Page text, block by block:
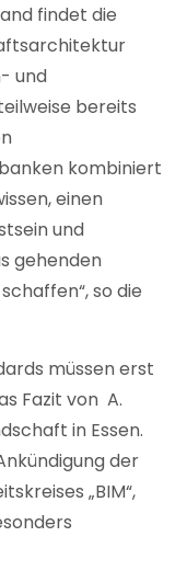
findet die
und
bereits
kombiniert
einen
und
gehenden
so die
müssen erst
Fazit von A.
in Essen.
der
„BIM“,